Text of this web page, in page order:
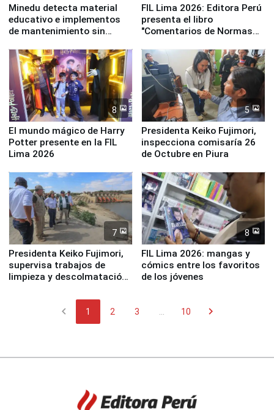
Minedu detecta material
educativo e implementos
de mantenimiento sin
la UGEL 2
FIL Lima 2026: Editora Perú
presenta el libro
"Comentarios de Normas
Derecho Colectivo"
8
El mundo mágico de Harry
Potter presente en la FIL
Lima 2026
5
Presidenta Keiko Fujimori,
inspecciona comisaría 26
de Octubre en Piura
7
Presidenta Keiko Fujimori,
supervisa trabajos de
limpieza y descolmatación
8
FIL Lima 2026: mangas y
cómics entre los favoritos
de los jóvenes
chevron_left 1 2 3 10 chevron_right